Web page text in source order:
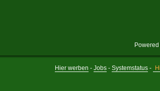
Hier werben - Jobs- Systemstatus-